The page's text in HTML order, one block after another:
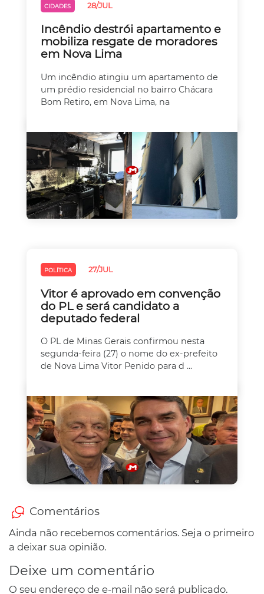
CIDADES 28/JUL
Incêndio destrói apartamento e
mobiliza resgate de moradores
em Nova Lima
Um incêndio atingiu um apartamento de
um prédio residencial no bairro Chácara
Bom Retiro, em Nova Lima, na
POLÍTICA 27/JUL
Vitor é aprovado em convenção
do PL e será candidato a
deputado federal
O PL de Minas Gerais confirmou nesta
segunda-feira (27) o nome do ex-prefeito
de Nova Lima Vitor Penido para d ...
Comentários
Ainda não recebemos comentários. Seja o primeiro
a deixar sua opinião.
Deixe um comentário
O seu endereço de e-mail não será publicado.